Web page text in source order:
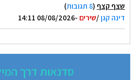
שצף קצף (8 תגובות
)
דינה קגן/שירים -08/08/2026 14:11
סדנאות דרך